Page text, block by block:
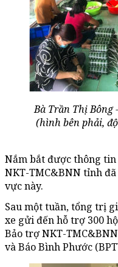
Bà Trần Thị Bông
(hình bên phải,
Nắm bắt được thông
NKT-TMC&BNN tỉnh
vực này.
Sau một tuần, tổng trị
xe gửi đến hỗ trợ 300
Bảo trợ NKT-
và Báo Bình Phước